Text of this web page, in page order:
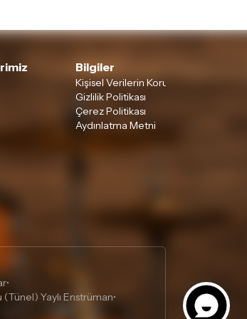
Bilgiler
Kişisel Verilerin Korunması
Gizlilik Politikası
Çerez Politikası
Aydınlatma Metni
•
(Tünel) Yaylı Enstrüman•